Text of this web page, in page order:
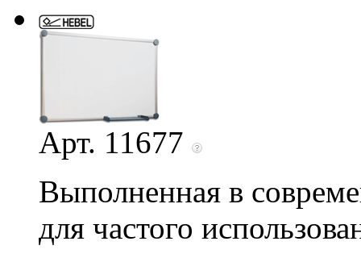
Арт. 11677
Выполненная в
для частого